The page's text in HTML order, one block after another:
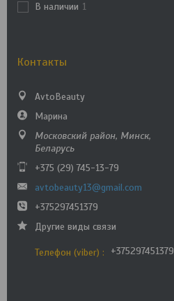
В наличии 1
Контакты
AvtoBeauty
Марина
Московский район, Минск,
Беларусь
+375 (29) 745-13-79
avtobeauty13@gmail.com
+375297451379
Другие виды связи
Телефон (viber) +375297451379